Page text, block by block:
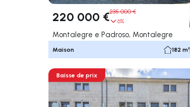
220 000 €235 000 €
6%
Montalegre e Padroso, Montalegre
Maison 182 m²
Baisse de prix